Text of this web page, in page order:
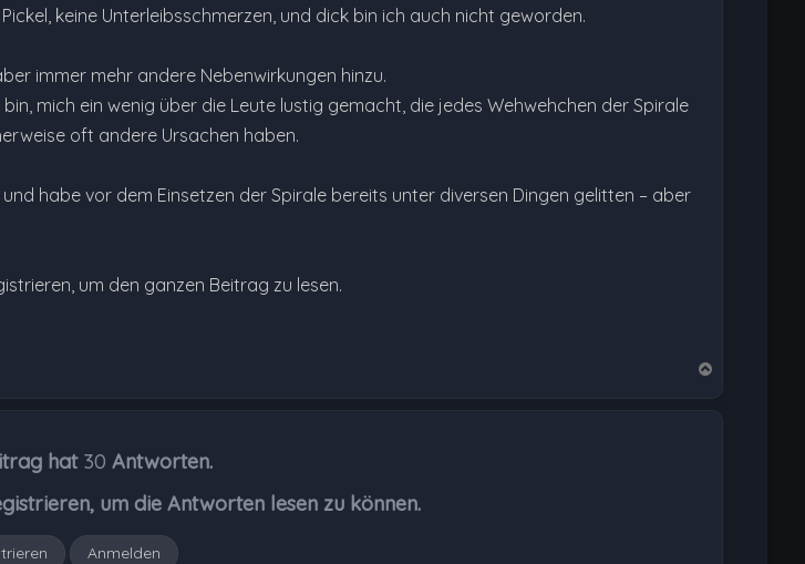
keine Unterleibsschmerzen, und dick bin ich auch nicht geworden.
immer mehr andere Nebenwirkungen hinzu.
mich ein wenig über die Leute lustig gemacht, die jedes Wehwehchen der Spirale
oft andere Ursachen haben.
habe vor dem Einsetzen der Spirale bereits unter diversen Dingen gelitten – aber
um den ganzen Beitrag zu lesen.
hat 30 Antworten.
um die Antworten lesen zu können.
Anmelden